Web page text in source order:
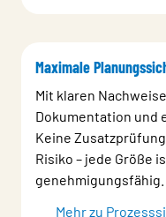
Maximale
Mit klaren
Dokumentation und
Keine
Risiko – jede Größe
genehmigungsfähig.
Mehr zu